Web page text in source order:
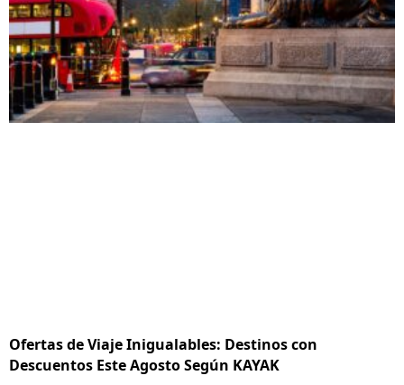
Ofertas de Viaje Inigualables: Destinos con
Descuentos Este Agosto Según KAYAK